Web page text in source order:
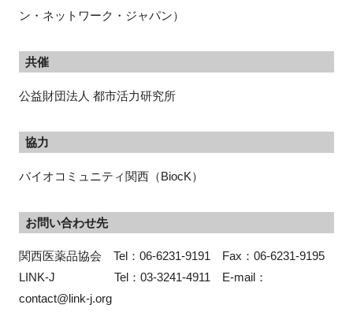
ン・ネットワーク・ジャパン）
共催
公益財団法人 都市活力研究所
協力
バイオコミュニティ関西（BiocK）
お問い合わせ先
関西医薬品協会　Tel：06-6231-9191　Fax：06-6231-9195
LINK-J　　　　　Tel：03-3241-4911　E-mail：
contact@link-j.org